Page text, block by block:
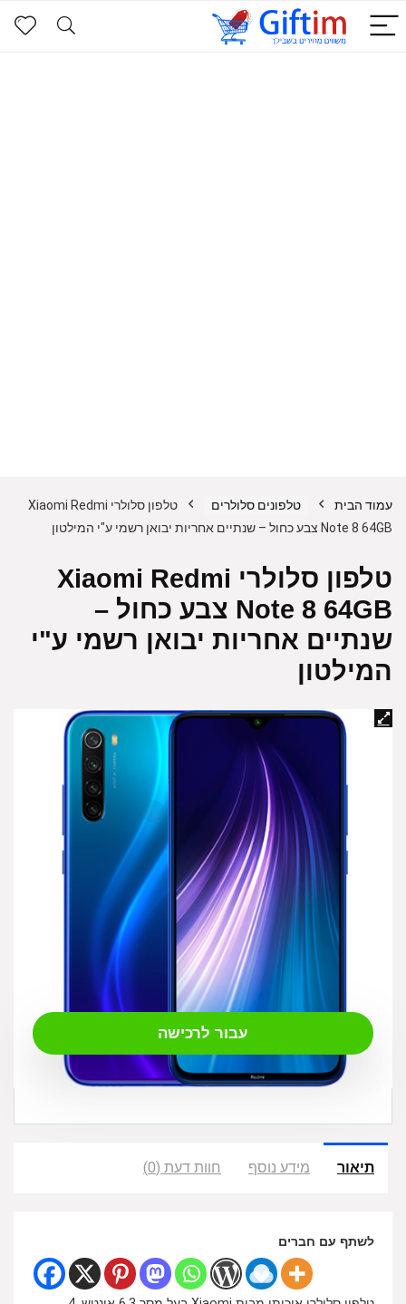
עמוד הבית טלפונים סלולרים
טלפון סלולרי Xiaomi Redmi
Note 8 64GB צבע כחול – שנתיים אחריות יבואן רשמי ע"י המילטון
טלפון סלולרי Xiaomi Redmi
Note 8 64GB צבע כחול –
שנתיים אחריות יבואן רשמי ע"י
המילטון
₪ 749.00
עבור לרכישה
תיאור מידע נוסף חוות דעת (0)
לשתף עם חברים